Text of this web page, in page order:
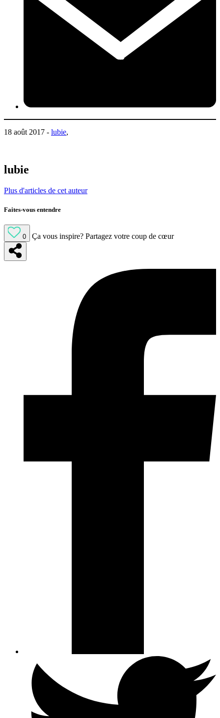
18 août 2017 - lubie,
lubie
Plus d'articles de cet auteur
Faites-vous entendre
0 Ça vous inspire? Partagez votre coup de cœur